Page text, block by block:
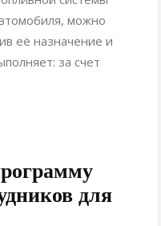
можно
её назначение и
за счет
для